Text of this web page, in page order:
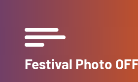
Festival Photo